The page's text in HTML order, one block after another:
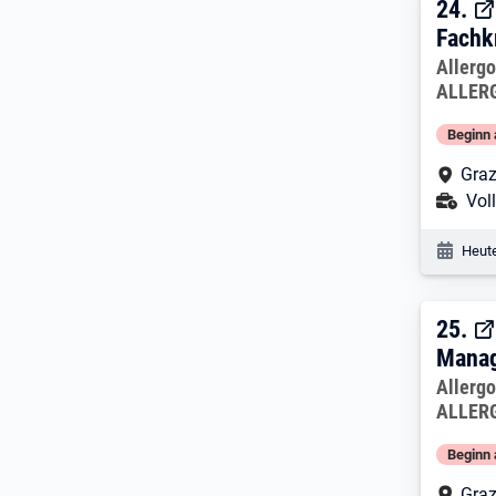
24.
24.
Beginn
25.
25.
Beginn